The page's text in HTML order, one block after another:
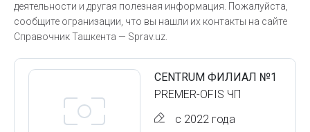
деятельности и другая полезная информация. Пожалуйста,
сообщите огранизации, что вы нашли их контакты на сайте
Справочник Ташкента — Sprav.uz.
CENTRUM ФИЛИАЛ №1
PREMER-OFIS ЧП
с 2022 года